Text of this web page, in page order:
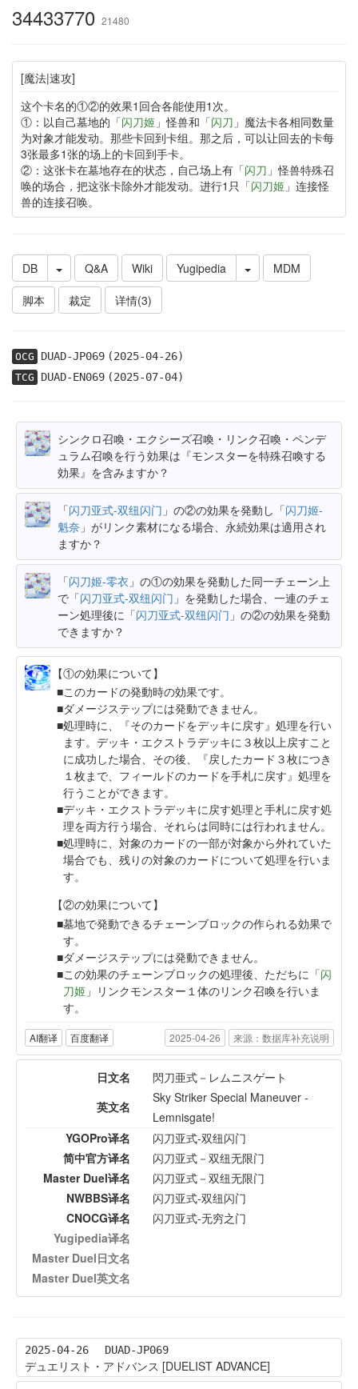
34433770 21480
[魔法|速攻]
这个卡名的①②的效果1回合各能使用1次。
①：以自己墓地的「闪刀姬」怪兽和「闪刀 」魔法卡各相同数量
为对象才能发动。那些卡回到卡组。那之后，可以让回去的卡每
3张最多1张的场上的卡回到手卡。
②：这张卡在墓地存在的状态，自己场上有「闪刀 」怪兽特殊召
唤的场合，把这张卡除外才能发动。进行1只「闪刀姬」连接怪
兽的连接召唤。
DB Q&A Wiki Yugipedia
MDM
脚本
裁定 详情(3)
OCG DUAD-JP069(2025-04-26)
TCG DUAD-EN069(2025-07-04)
シンクロ召喚・エクシーズ召喚・リンク召喚・ペンデ
ュラム召喚を行う効果は『モンスターを特殊召喚する
効果』を含みますか？
「闪刀亚式-双纽闪门 」の②の効果を発動し「闪刀姬-
魁奈 」がリンク素材になる場合、永続効果は適用され
ますか？
「闪刀姬-零衣 」の①の効果を発動した同一チェーン上
で「闪刀亚式-双纽闪门 」を発動した場合、一連のチェ
ーン処理後に「闪刀亚式-双纽闪门 」の②の効果を発動
できますか？
【①の効果について】
このカードの発動時の効果です。
ダメージステップには発動できません。
処理時に、『そのカードをデッキに戻す』処理を行い
ます。デッキ・エクストラデッキに３枚以上戻すこと
に成功した場合、その後、『戻したカード３枚につき
１枚まで、フィールドのカードを手札に戻す』処理を
行うことができます。
デッキ・エクストラデッキに戻す処理と手札に戻す処
理を両方行う場合、それらは同時には行われません。
処理時に、対象のカードの一部が対象から外れていた
場合でも、残りの対象のカードについて処理を行いま
す。
【②の効果について】
墓地で発動できるチェーンブロックの作られる効果で
す。
ダメージステップには発動できません。
この効果のチェーンブロックの処理後、ただちに「闪
刀姬 」リンクモンスター１体のリンク召喚を行いま
す。
AI翻译 百度翻译 2025-04-26 来源：数据库补充说明
日文名
閃刀亜式－レムニスゲート
英文名
Sky Striker Special Maneuver -
Lemnisgate!
YGOPro译名
闪刀亚式-双纽闪门
简中官方译名
闪刀亚式－双纽无限门
Master Duel译名
闪刀亚式－双纽无限门
NWBBS译名
闪刀亚式-双纽闪门
CNOCG译名
闪刀亚式-无穷之门
Yugipedia译名
Master Duel日文名
Master Duel英文名
2025-04-26 DUAD-JP069
デュエリスト・アドバンス [DUELIST ADVANCE]